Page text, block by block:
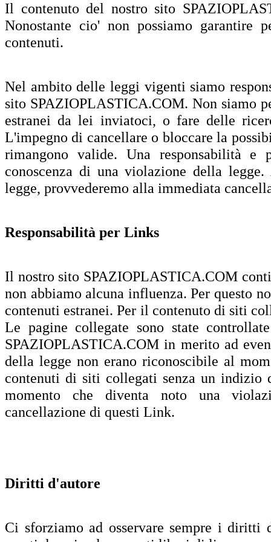
Il contenuto del nostro sito
Nonostante cio' non possiamo
contenuti.
Nel ambito delle leggi vigenti siamo
sito SPAZIOPLASTICA.COM. Non siamo
estranei da lei inviatoci, o fare delle
L'impegno di cancellare o bloccare la
rimangono valide. Una responsabilità
conoscenza di una violazione della
legge, provvederemo alla immediata
Responsabilità per Links
Il nostro sito SPAZIOPLASTICA.COM
non abbiamo alcuna influenza. Per questo
contenuti estranei. Per il contenuto di siti
Le pagine collegate sono state
SPAZIOPLASTICA.COM in merito ad
della legge non erano riconoscibile al
contenuti di siti collegati senza un
momento che diventa noto una
cancellazione di questi Link.
Diritti d'autore
Ci sforziamo ad osservare sempre i